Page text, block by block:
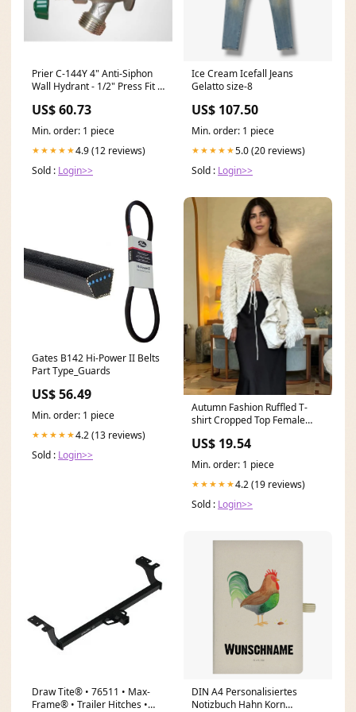
Prier C-144Y 4" Anti-Siphon
Wall Hydrant - 1/2" Press Fit -
Capacity
US$ 60.73
Min. order: 1 piece
★★★★★4.9 (12 reviews)
Sold : Login>>
Ice Cream Icefall Jeans
Gelatto size-8
US$ 107.50
Min. order: 1 piece
★★★★★5.0 (20 reviews)
Sold : Login>>
Gates B142 Hi-Power II Belts
Part Type_Guards
US$ 56.49
Min. order: 1 piece
★★★★★4.2 (13 reviews)
Sold : Login>>
Autumn Fashion Ruffled T-
shirt Cropped Top Female
Patchwork Loose Outwear
White Women Bandage Tee
Coat bulk_unarchived
US$ 19.54
Min. order: 1 piece
★★★★★4.2 (19 reviews)
Sold : Login>>
Draw Tite® • 76511 • Max-
Frame® • Trailer Hitches •
DIN A4 Personalisiertes
Notizbuch Hahn Korn